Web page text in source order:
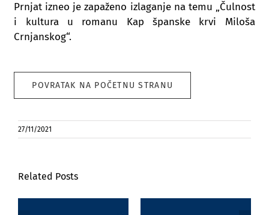
Prnjat izneo je zapaženo izlaganje na temu „Čulnost
i kultura u romanu Kap španske krvi Miloša
Crnjanskog“.
POVRATAK NA POČETNU STRANU
27/11/2021
Related Posts